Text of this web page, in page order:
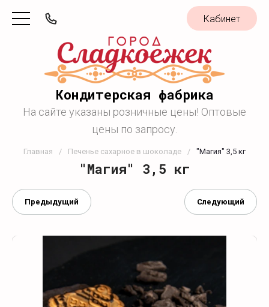
Кабинет
Кондитерская фабрика
На сайте указаны розничные цены! Оптовые
цены по запросу.
Главная / Печенье сахарное в шоколаде / "Магия" 3,5 кг
"Магия" 3,5 кг
Предыдущий Следующий